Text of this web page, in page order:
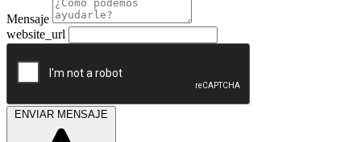
Mensaje
website_url
ENVIAR MENSAJE